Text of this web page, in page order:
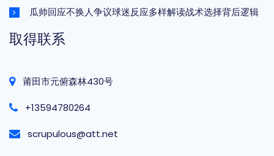
瓜帅回应不换人争议球迷反应多样解读战术选择背后逻辑
取得联系
莆田市元俯森林430号
+13594780264
scrupulous@att.net